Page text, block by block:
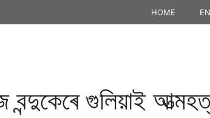
HOME
বন্দুকেৰে গুলিয়াই